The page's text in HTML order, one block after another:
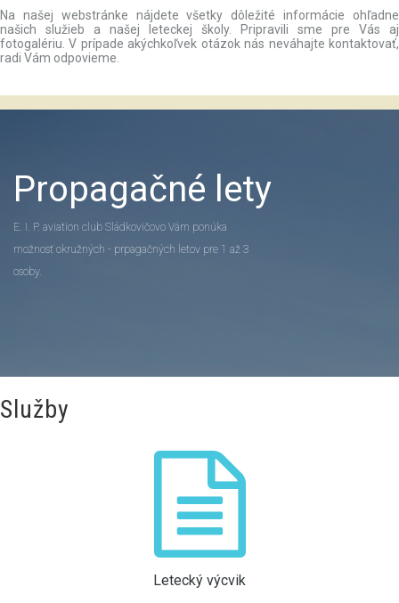
Na našej webstránke nájdete všetky dôležité informácie ohľadne
našich služieb a našej leteckej školy. Pripravili sme pre Vás aj
fotogalériu. V prípade akýchkoľvek otázok nás neváhajte kontaktovať,
radi Vám odpovieme.
Propagačné lety
E. I. P. aviation club Sládkovičovo Vám ponúka
možnosť okružných - prpagačných letov pre 1 až 3
osoby.
Služby
Letecký výcvik